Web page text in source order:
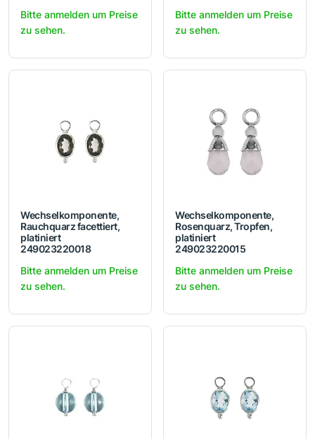
Bitte anmelden um Preise
zu sehen.
Bitte anmelden um Preise
zu sehen.
Wechselkomponente,
Rauchquarz facettiert,
platiniert
249023220018
Bitte anmelden um Preise
zu sehen.
Wechselkomponente,
Rosenquarz, Tropfen,
platiniert
249023220015
Bitte anmelden um Preise
zu sehen.